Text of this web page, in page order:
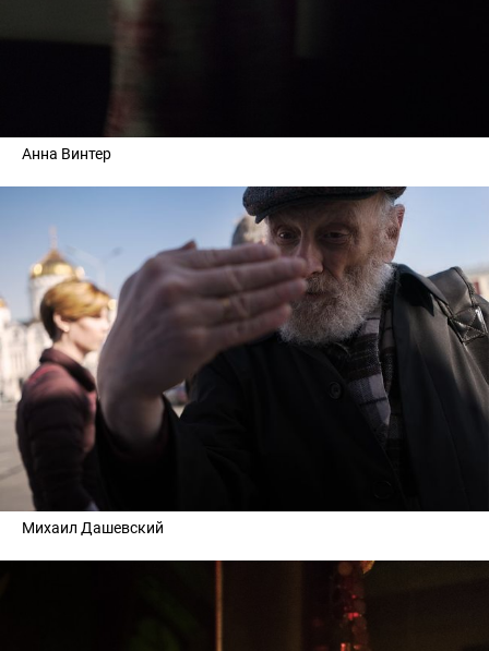
Анна Винтер
Михаил Дашевский